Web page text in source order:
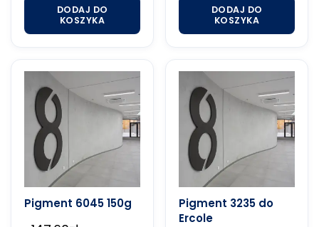
DODAJ DO
KOSZYKA
DODAJ DO
KOSZYKA
Pigment 6045 150g
Pigment 3235 do
Ercole